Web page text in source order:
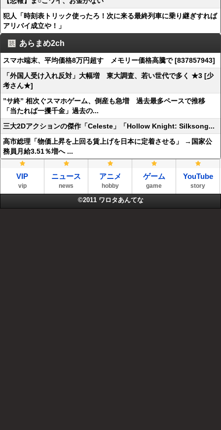
犯人「時刻表トリック使ったろ！次に来る最終列車に乗り継ぎすれば
アリバイ成立や！」
あらまめ2ch
スマホ端末、平均価格8万円超す メモリー価格高騰で [837857943]
「外国人受け入れ反対」大幅増 東大調査、若い世代で多く ★3 [少
考さん★]
”サ終” 相次ぐスマホゲーム、倒産も急増 過去最多ペースで推移
「当たれば一攫千金」過去の...
三大2Dアクションの傑作「Celeste」「Hollow Knight: Silksong...
高市総理「物価上昇を上回る賃上げを日本に定着させる」 →国家公
務員月給3.51％増へ ...
VIP
vip
ニュース
news
アニメ
hobby
ゲーム
game
YouTube
story
©2011 ワロタあんてな